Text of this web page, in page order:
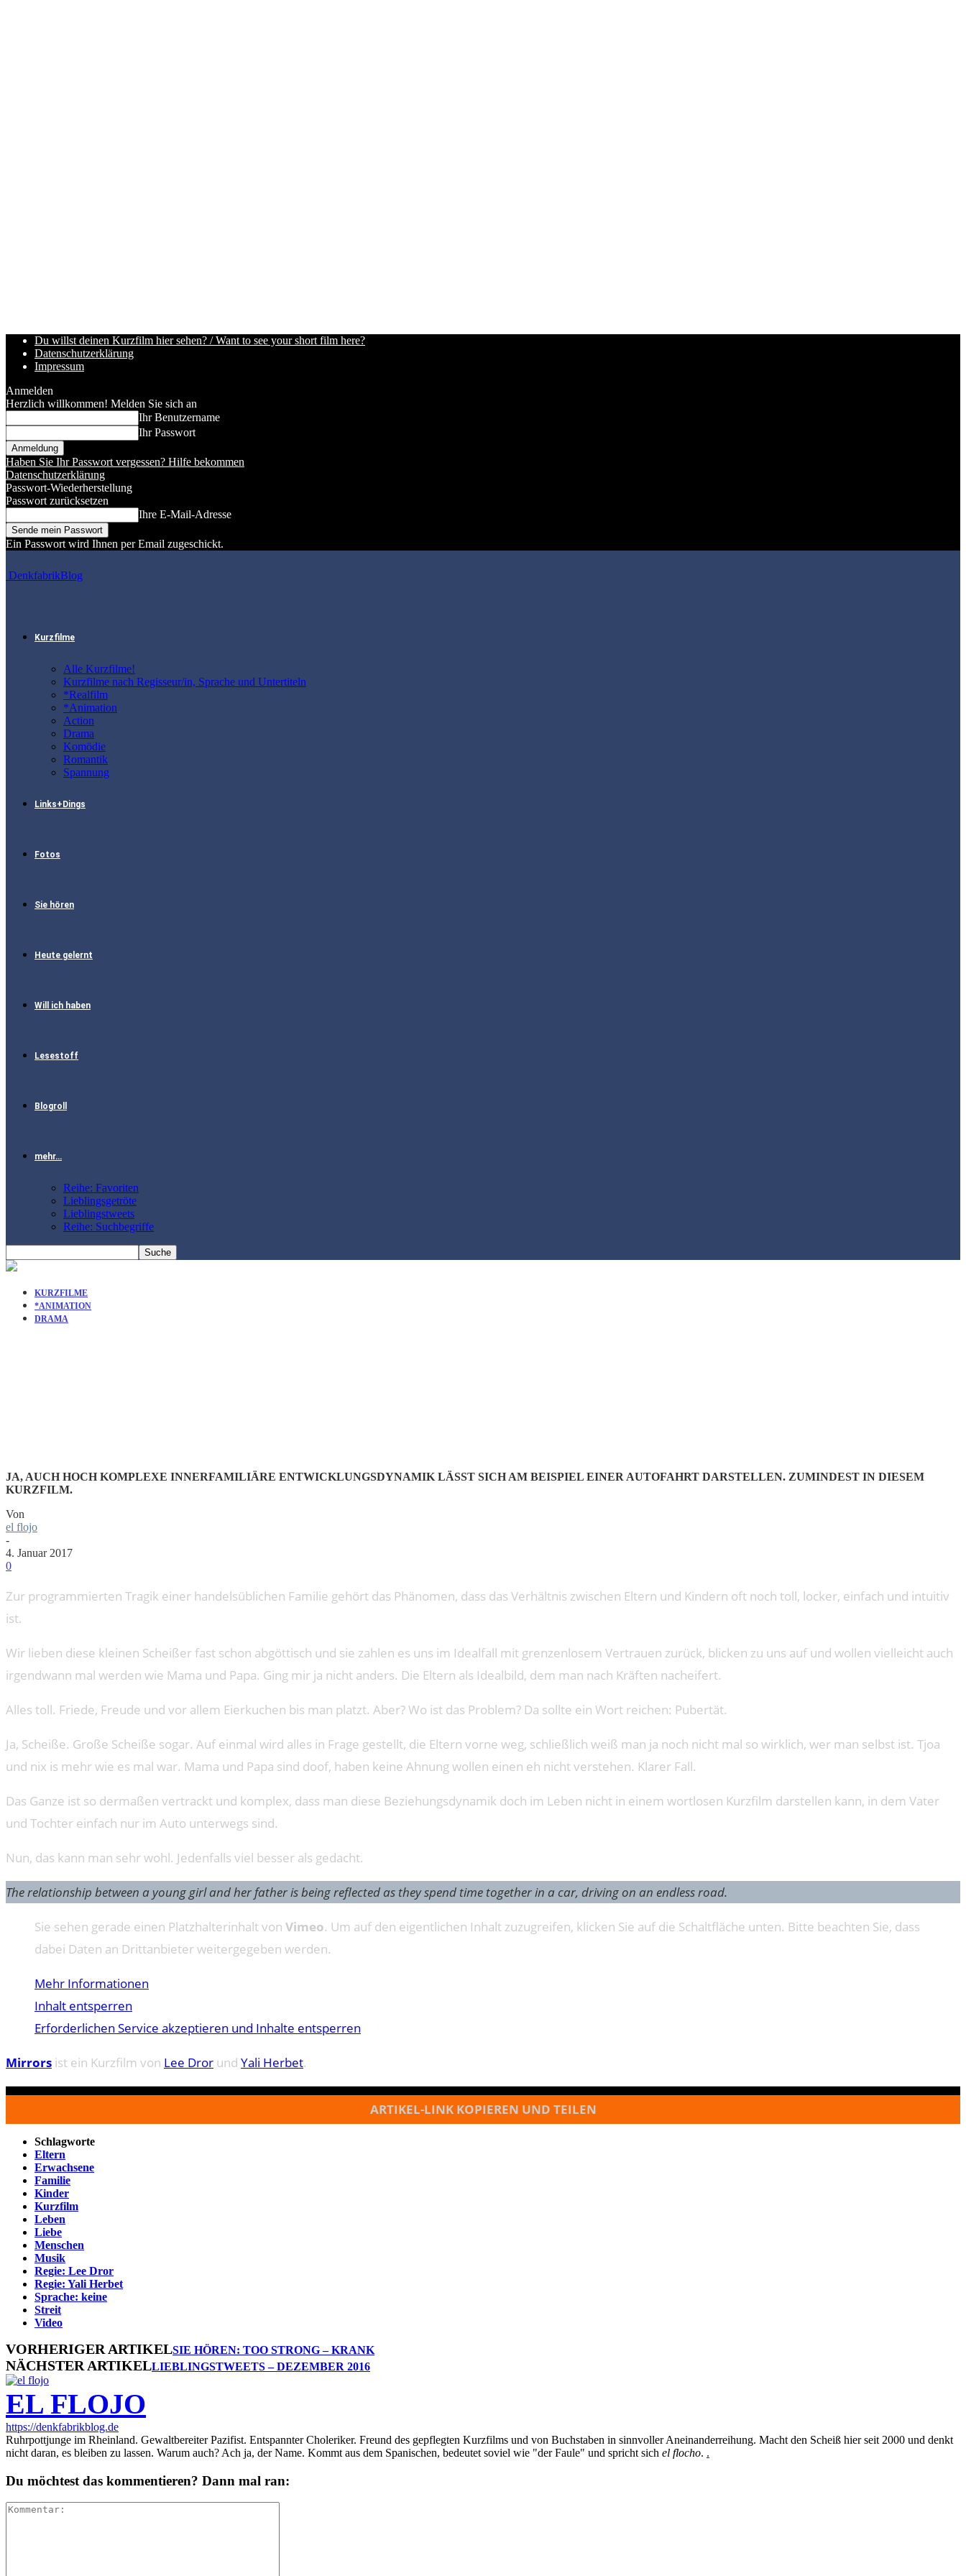
Du willst deinen Kurzfilm hier sehen? / Want to see your short film here?
Datenschutzerklärung
Impressum
Anmelden
Herzlich willkommen! Melden Sie sich an
Ihr Benutzername
Ihr Passwort
Haben Sie Ihr Passwort vergessen? Hilfe bekommen
Datenschutzerklärung
Passwort-Wiederherstellung
Passwort zurücksetzen
Ihre E-Mail-Adresse
Ein Passwort wird Ihnen per Email zugeschickt.
DenkfabrikBlog
Kurzfilme
Alle Kurzfilme!
Kurzfilme nach Regisseur/in, Sprache und Untertiteln
*Realfilm
*Animation
Action
Drama
Komödie
Romantik
Spannung
Links+Dings
Fotos
Sie hören
Heute gelernt
Will ich haben
Lesestoff
Blogroll
mehr…
Reihe: Favoriten
Lieblingsgetröte
Lieblingstweets
Reihe: Suchbegriffe
KURZFILME
*ANIMATION
DRAMA
JA, AUCH HOCH KOMPLEXE INNERFAMILIÄRE ENTWICKLUNGSDYNAMIK LÄSST SICH AM BEISPIEL EINER AUTOFAHRT DARSTELLEN. ZUMINDEST IN DIESEM
KURZFILM.
Von
el flojo
-
4. Januar 2017
0
Zur programmierten Tragik einer handelsüblichen Familie gehört das Phänomen, dass das Verhältnis zwischen Eltern und Kindern oft noch toll, locker, einfach und intuitiv
ist.
Wir lieben diese kleinen Scheißer fast schon abgöttisch und sie zahlen es uns im Idealfall mit grenzenlosem Vertrauen zurück, blicken zu uns auf und wollen vielleicht auch
irgendwann mal werden wie Mama und Papa. Ging mir ja nicht anders. Die Eltern als Idealbild, dem man nach Kräften nacheifert.
Alles toll. Friede, Freude und vor allem Eierkuchen bis man platzt. Aber? Wo ist das Problem? Da sollte ein Wort reichen: Pubertät.
Ja, Scheiße. Große Scheiße sogar. Auf einmal wird alles in Frage gestellt, die Eltern vorne weg, schließlich weiß man ja noch nicht mal so wirklich, wer man selbst ist. Tjoa
und nix is mehr wie es mal war. Mama und Papa sind doof, haben keine Ahnung wollen einen eh nicht verstehen. Klarer Fall.
Das Ganze ist so dermaßen vertrackt und komplex, dass man diese Beziehungsdynamik doch im Leben nicht in einem wortlosen Kurzfilm darstellen kann, in dem Vater
und Tochter einfach nur im Auto unterwegs sind.
Nun, das kann man sehr wohl. Jedenfalls viel besser als gedacht.
The relationship between a young girl and her father is being reflected as they spend time together in a car, driving on an endless road.
Sie sehen gerade einen Platzhalterinhalt von Vimeo. Um auf den eigentlichen Inhalt zuzugreifen, klicken Sie auf die Schaltfläche unten. Bitte beachten Sie, dass
dabei Daten an Drittanbieter weitergegeben werden.
Mehr Informationen
Inhalt entsperren
Erforderlichen Service akzeptieren und Inhalte entsperren
Mirrors ist ein Kurzfilm von Lee Dror und Yali Herbet.
ARTIKEL-LINK KOPIEREN UND TEILEN
Schlagworte
Eltern
Erwachsene
Familie
Kinder
Kurzfilm
Leben
Liebe
Menschen
Musik
Regie: Lee Dror
Regie: Yali Herbet
Sprache: keine
Streit
Video
VORHERIGER ARTIKELSIE HÖREN: TOO STRONG – KRANK
NÄCHSTER ARTIKELLIEBLINGSTWEETS – DEZEMBER 2016
EL FLOJO
https://denkfabrikblog.de
Ruhrpottjunge im Rheinland. Gewaltbereiter Pazifist. Entspannter Choleriker. Freund des gepflegten Kurzfilms und von Buchstaben in sinnvoller Aneinanderreihung. Macht den Scheiß hier seit 2000 und denkt
nicht daran, es bleiben zu lassen. Warum auch? Ach ja, der Name. Kommt aus dem Spanischen, bedeutet soviel wie "der Faule" und spricht sich el flocho. .
Du möchtest das kommentieren? Dann mal ran: